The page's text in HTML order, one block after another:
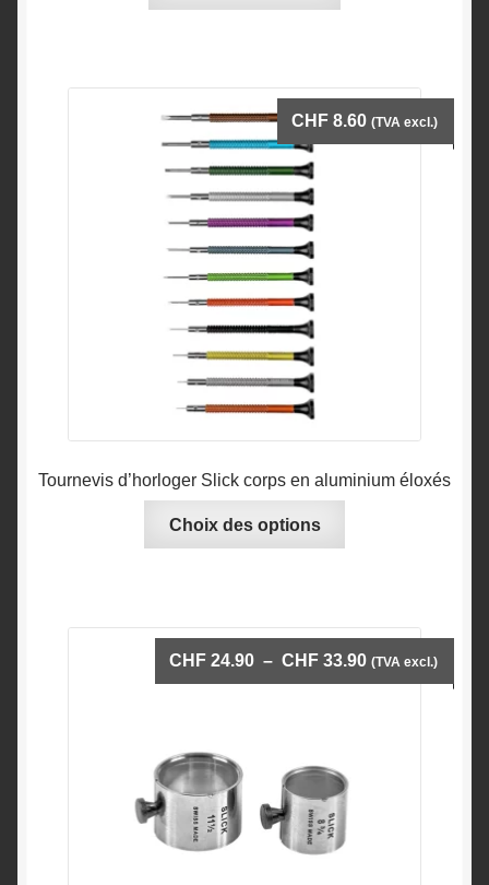
Tournevis d’horloger Slick corps en aluminium éloxés
CHF 8.60 (TVA excl.)
Choix des options
Les
sur
page
CHF 24.90 – CHF 33.90Plage
de
(TVA excl.)